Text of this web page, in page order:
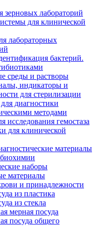
зерновых лабораторий
для клинической
лабораторных
бактерий.
среды и растворы
индикаторы и
для стерилизации
диагностики
методами
исследования гемостаза
для клинической
материалы
наборы
материалы
и принадлежности
из пластика
из стекла
мерная посуда
посуда общего